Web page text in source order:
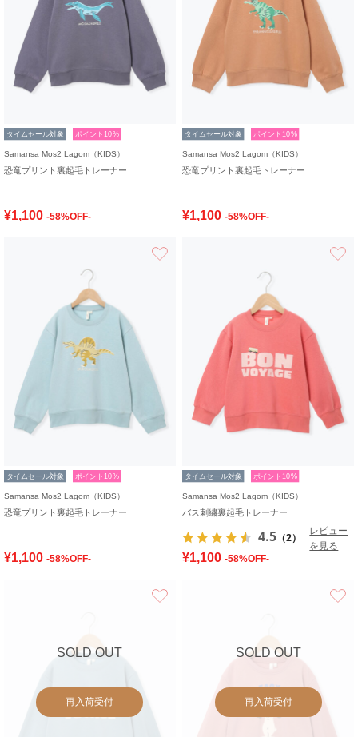
タイムセール対象 ポイント10%
Samansa Mos2 Lagom（KIDS）
恐竜プリント裏起毛トレーナー
¥1,100 -58%OFF-
タイムセール対象 ポイント10%
Samansa Mos2 Lagom（KIDS）
恐竜プリント裏起毛トレーナー
¥1,100 -58%OFF-
タイムセール対象 ポイント10%
Samansa Mos2 Lagom（KIDS）
恐竜プリント裏起毛トレーナー
¥1,100 -58%OFF-
タイムセール対象 ポイント10%
Samansa Mos2 Lagom（KIDS）
バス刺繍裏起毛トレーナー
4.5 （2）
レビュー
を見る
¥1,100 -58%OFF-
SOLD OUT
再入荷受付
SOLD OUT
再入荷受付